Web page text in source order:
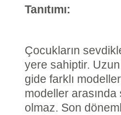
Tanıtımı:
Çocukların
yere sahiptir.
gide farklı
modeller
olmaz. Son